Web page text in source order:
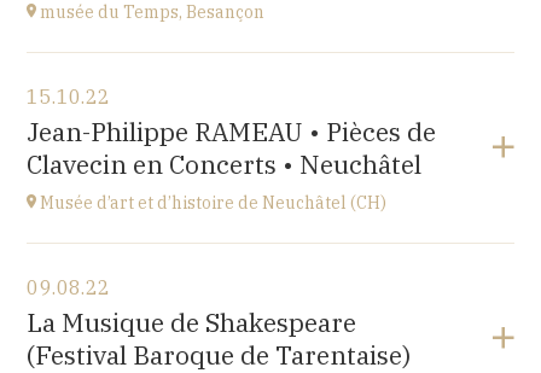
musée du Temps, Besançon
Palais Granvelle, 96 Grande Rue
à15H
15.10.22
Jean-Philippe RAMEAU • Pièces de
Clavecin en Concerts • Neuchâtel
Musée d’art et d’histoire de Neuchâtel (CH)
Esplanade Léopold-Robert 1 CH-2000 Neuchâtel
à20:15
09.08.22
La Musique de Shakespeare
(Festival Baroque de Tarentaise)